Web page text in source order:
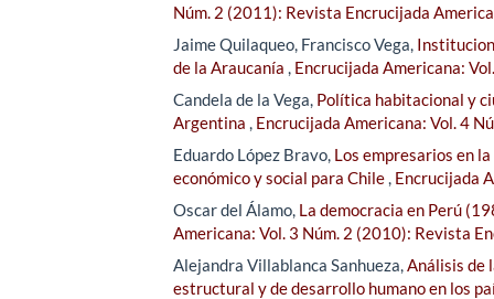
Núm. 2 (2011): Revista Encrucijada
Jaime Quilaqueo, Francisco Vega,
de la Araucanía
Encrucijada Americana:
Candela de la Vega, Política habitacional y
Argentina
Encrucijada Americana: Vol. 4
Eduardo López Bravo, Los empresarios en
económico y social para Chile Encrucijada
Oscar del Álamo, La democracia en Perú
Americana: Vol. 3 Núm. 2 (2010): Revista
Alejandra Villablanca Sanhueza, Análisis de
estructural y de desarrollo humano en los